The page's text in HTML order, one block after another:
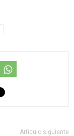
Artículo siguiente